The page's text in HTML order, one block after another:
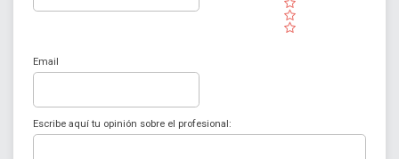
( )
( )
Email
Escribe aquí tu opinión sobre el profesional: